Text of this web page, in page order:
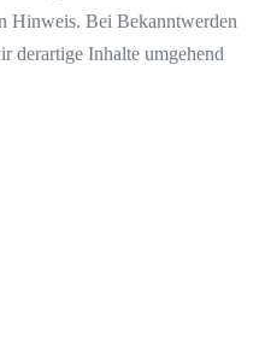
Hinweis. Bei Bekanntwerden
derartige Inhalte umgehend